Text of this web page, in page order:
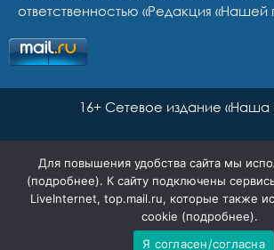
ответственностью «Редакция «Нашей
16+ Сетевое издание «Наша
Для повышения удобства сайта мы
(подробнее). К сайту подключены
LiveInternet, top.mail.ru, которые также
cookie (подробнее).
Я согласен/согласна